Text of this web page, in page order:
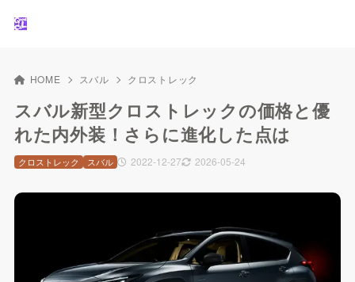
HOME スバル クロストレック
スバル新型クロストレックの価格と優
れた内外装！さらに進化した点は
2022-12-27 2026-05-24
クロストレック スバル